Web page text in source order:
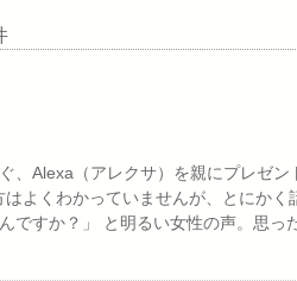
、Alexa（アレクサ）を親にプレゼ
はよくわかっていませんが、とにか
ですか？」 と明るい女性の声。思